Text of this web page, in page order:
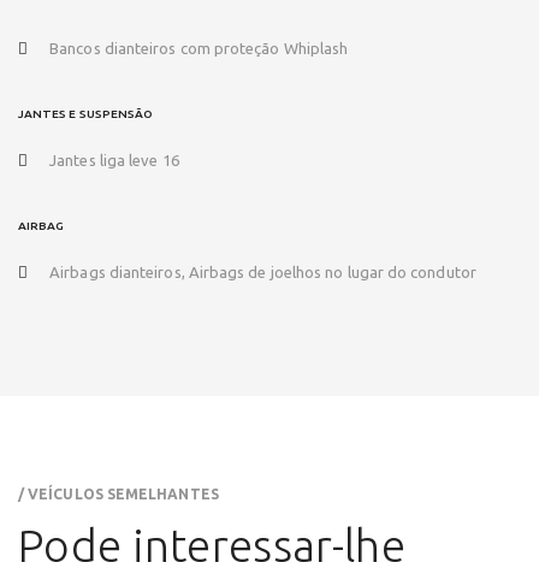
Bancos dianteiros com proteção Whiplash
JANTES E SUSPENSÃO
Jantes liga leve 16
AIRBAG
Airbags dianteiros, Airbags de joelhos no lugar do condutor
/ VEÍCULOS SEMELHANTES
Pode interessar-lhe